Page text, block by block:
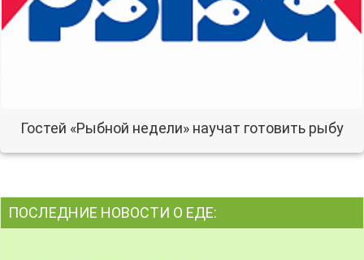
Гостей «Рыбной недели» научат готовить рыбу
ПОСЛЕДНИЕ НОВОСТИ О ЕДЕ: